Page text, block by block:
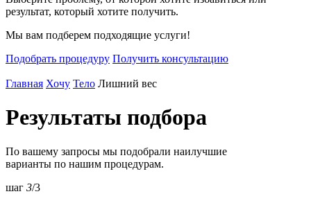
результат, который хотите получить.
Мы вам подберем подходящие услуги!
Подобрать процедуру Получить консультацию
Главная Хочу Тело Лишний вес
Результаты подбора
По вашему запросы мы подобрали наилучшие
варианты по нашим процедурам.
шаг 3/3